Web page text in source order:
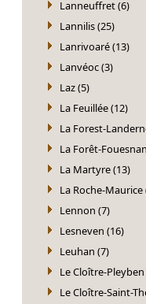
Lanneuffret (6)
Lannilis (25)
Lanrivoaré (13)
Lanvéoc (3)
Laz (5)
La Feuillée (12)
La Forest-
La Forêt-
La Martyre (13)
La Roche-Maurice
Lennon (7)
Lesneven (16)
Leuhan (7)
Le Cloître-Pleyben
Le Cloître-Saint-